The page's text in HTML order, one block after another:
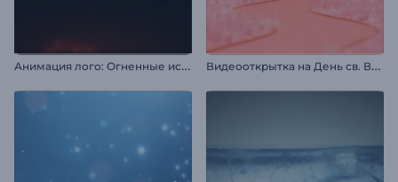
А
нимация лого: Огненные искры В
идеооткрытка на День св. Валентина